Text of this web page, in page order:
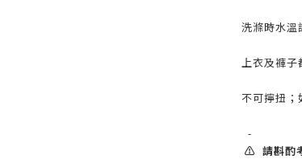
洗滌時水溫
上衣及褲子
不可擰扭；
-
⚠️ 請斟酌